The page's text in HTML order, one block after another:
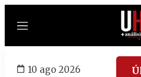
Menú
10 ago 2026